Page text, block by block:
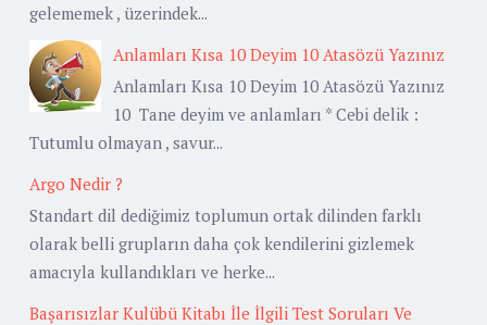
gelememek , üzerindek...
Anlamları Kısa 10 Deyim 10 Atasözü Yazınız
Anlamları Kısa 10 Deyim 10 Atasözü Yazınız
10 Tane deyim ve anlamları * Cebi delik :
Tutumlu olmayan , savur...
Argo Nedir ?
Standart dil dediğimiz toplumun ortak dilinden farklı
olarak belli grupların daha çok kendilerini gizlemek
amacıyla kullandıkları ve herke...
Başarısızlar Kulübü Kitabı İle İlgili Test Soruları Ve